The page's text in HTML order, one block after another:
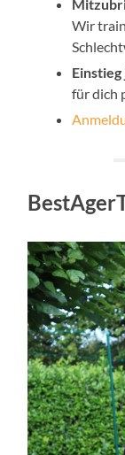
Wir
für dich